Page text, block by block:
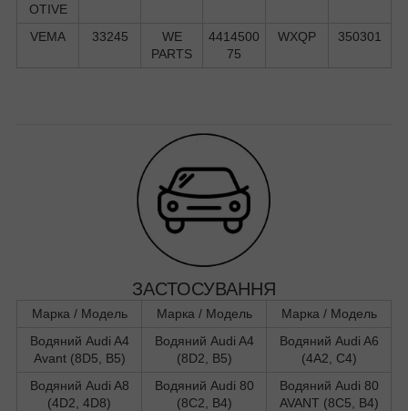
OTIVE
VEMA 33245
WE
PARTS
4414500
75
WXQP 350301
ЗАСТОСУВАННЯ
Марка / Модель Марка / Модель
Марка / Модель
Водяний Audi A4
Avant (8D5, B5)
Водяний Audi A4
(8D2, B5)
Водяний Audi A6
(4A2, C4)
Водяний Audi A8
(4D2, 4D8)
Водяний Audi 80
(8C2, B4)
Водяний Audi 80
AVANT (8C5, B4)